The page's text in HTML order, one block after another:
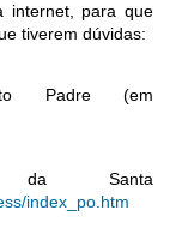
internet, para que
tiverem dúvidas:
Padre (em
da Santa
index_po.htm